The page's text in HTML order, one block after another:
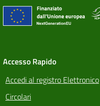
Accesso Rapido
Accedi al registro Elettronico
Circolari